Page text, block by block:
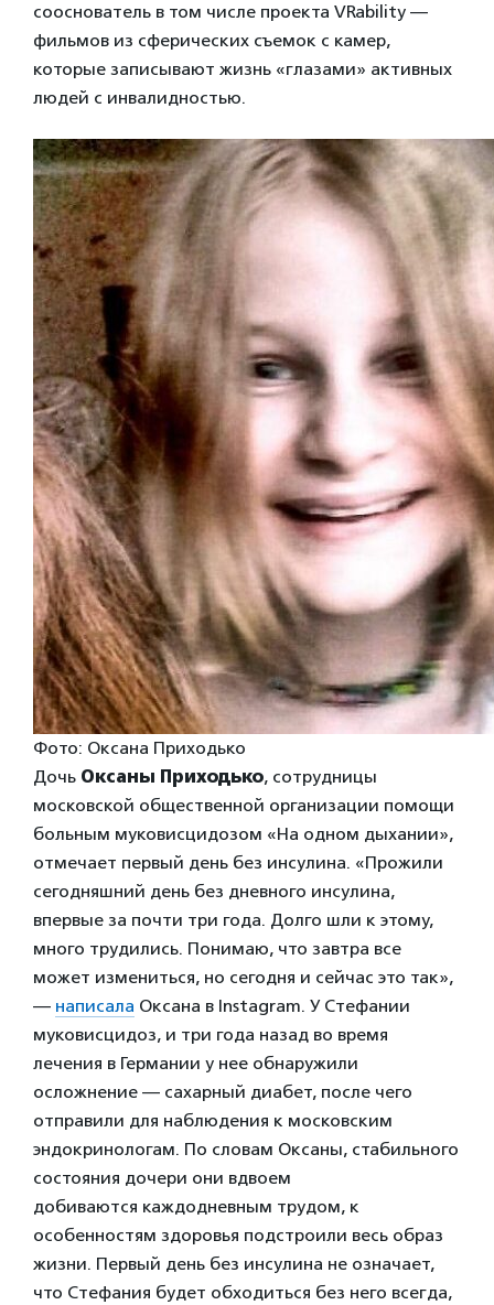
сооснователь в том числе проекта VRability —
фильмов из сферических съемок с камер,
которые записывают жизнь «глазами» активных
людей с инвалидностью.
Фото: Оксана Приходько
Дочь Оксаны Приходько, сотрудницы
московской общественной организации помощи
больным муковисцидозом «На одном дыхании»,
отмечает первый день без инсулина. «Прожили
сегодняшний день без дневного инсулина,
впервые за почти три года. Долго шли к этому,
много трудились. Понимаю, что завтра все
может измениться, но сегодня и сейчас это так»,
— написала Оксана в Instagram. У Стефании
муковисцидоз, и три года назад во время
лечения в Германии у нее обнаружили
осложнение — сахарный диабет, после чего
отправили для наблюдения к московским
эндокринологам. По словам Оксаны, стабильного
состояния дочери они вдвоем
добиваются каждодневным трудом, к
особенностям здоровья подстроили весь образ
жизни. Первый день без инсулина не означает,
что Стефания будет обходиться без него всегда,